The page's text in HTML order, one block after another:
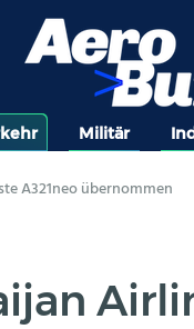
Militär
A321neo übernommen